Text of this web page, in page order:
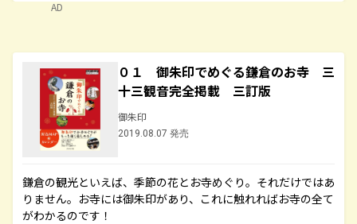
AD
０１ 御朱印でめぐる鎌倉のお寺 三
十三観音完全掲載 三訂版
御朱印
2019.08.07 発売
鎌倉の観光といえば、季節の花とお寺めぐり。それだけではあ
りません。お寺には御朱印があり、これに触れればお寺の全て
がわかるのです！